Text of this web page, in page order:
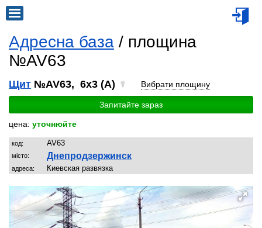
Адресна база / площина
№AV63
Щит №AV63, 6x3 (A) Вибрати площину
Запитайте зараз
цена: уточнюйте
код: AV63
місто: Днепродзержинск
адреса: Киевская развязка